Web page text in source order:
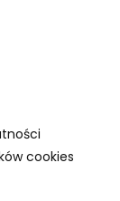
cookies